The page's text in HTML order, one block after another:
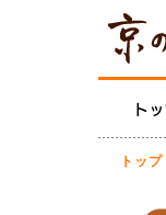
トップ